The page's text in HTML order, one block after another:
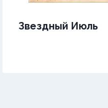
Звездный Июль